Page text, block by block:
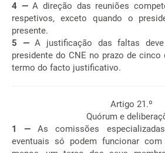
4 —A direção das reuniões
respetivos, exceto quando o
presente.
5 —A justificação das faltas deve
presidente do CNE no prazo de
termo do facto justificativo.
Artigo 21.º
Quórum e
1 — As comissões
eventuais só podem funcionar